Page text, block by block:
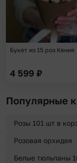
Букет из 15 роз Кения
4 599 ₽
Популярные
Розы 101 шт в
Розовая орхидея
Белые тюльпаны